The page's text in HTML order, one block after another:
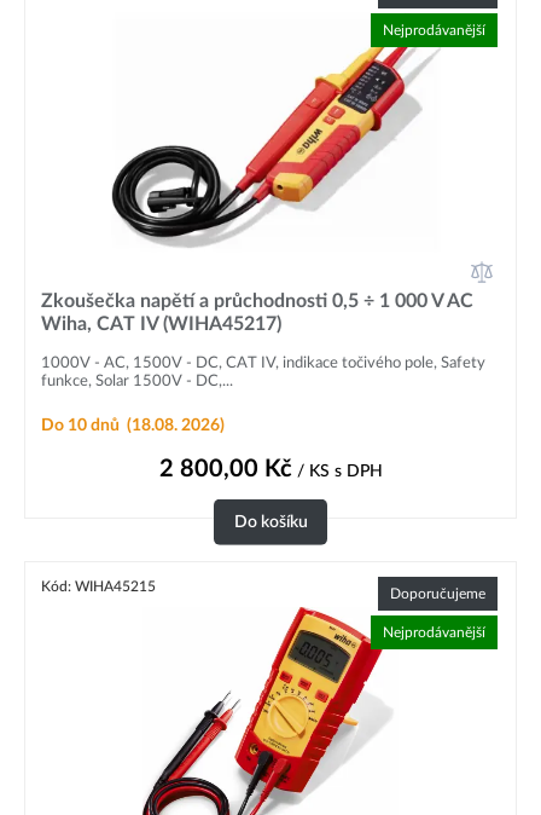
Nejprodávanější
Zkoušečka napětí a průchodnosti 0,5 ÷ 1 000 V AC
Wiha, CAT IV (WIHA45217)
1000V - AC, 1500V - DC, CAT IV, indikace točivého pole, Safety
funkce, Solar 1500V - DC,...
Do 10 dnů (18.08. 2026)
2 800,00 Kč/ KS s DPH
Do košíku
Kód: WIHA45215 Doporučujeme
Nejprodávanější